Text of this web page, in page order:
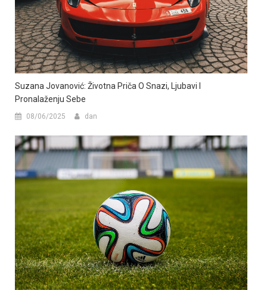
Suzana Jovanović: Životna Priča O Snazi, Ljubavi I
Pronalaženju Sebe
08/06/2025 dan